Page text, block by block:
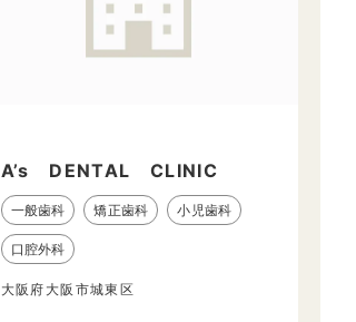
A’s DENTAL CLINIC
一般歯科 矯正歯科 小児歯科
口腔外科
大阪府大阪市城東区